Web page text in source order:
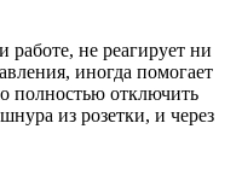
не реагирует ни
иногда помогает
полностью отключить
из розетки, и через